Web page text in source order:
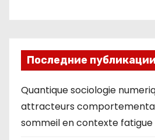
Последние публикации
Quantique sociologie
attracteurs
sommeil en contexte fatigue